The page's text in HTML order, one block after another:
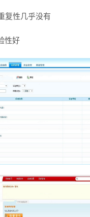
复性几乎没有
性好